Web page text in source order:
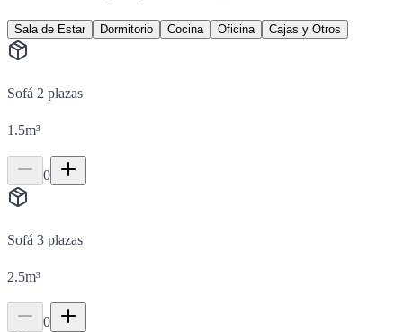
Sala de Estar Dormitorio Cocina Oficina Cajas y Otros
Sofá 2 plazas
1.5m³
0
Sofá 3 plazas
2.5m³
0